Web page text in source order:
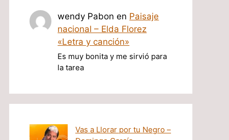
wendy Pabon en Paisaje
nacional – Elda Florez
«Letra y canción»
Es muy bonita y me sirvió para
la tarea
Vas a Llorar por tu Negro –